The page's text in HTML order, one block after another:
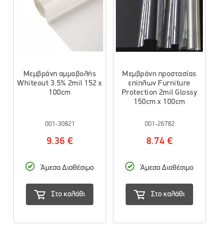
Μεμβράνη αμμοβολής
Whiteout 3.5% 2mil 152 x
100cm
001-30821
9.36 €
Άμεσα Διαθέσιμο
Στο καλάθι
Μεμβράνη προστασίας
επίπλων Furniture
Protection 2mil Glossy
150cm x 100cm
001-26782
8.74 €
Άμεσα Διαθέσιμο
Στο καλάθι